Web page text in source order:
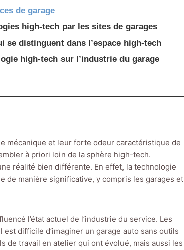
de garage
high-tech par les sites de garages
se distinguent dans l’espace high-tech
high-tech sur l’industrie du garage
mécanique et leur forte odeur caractéristique de
à priori loin de la sphère high-tech.
réalité bien différente. En effet, la technologie
de manière significative, y compris les garages et
l’état actuel de l’industrie du service. Les
difficile d’imaginer un garage auto sans outils
de travail en atelier qui ont évolué, mais aussi les